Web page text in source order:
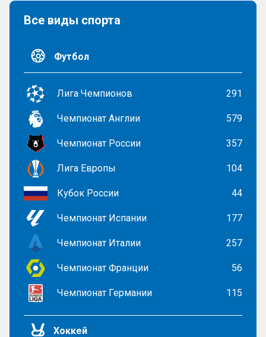
Все виды спорта
Футбол
Лига Чемпионов 291
Чемпионат Англии 579
Чемпионат России 357
Лига Европы 104
Кубок России 44
Чемпионат Испании 177
Чемпионат Италии 257
Чемпионат Франции 56
Чемпионат Германии 115
Хоккей